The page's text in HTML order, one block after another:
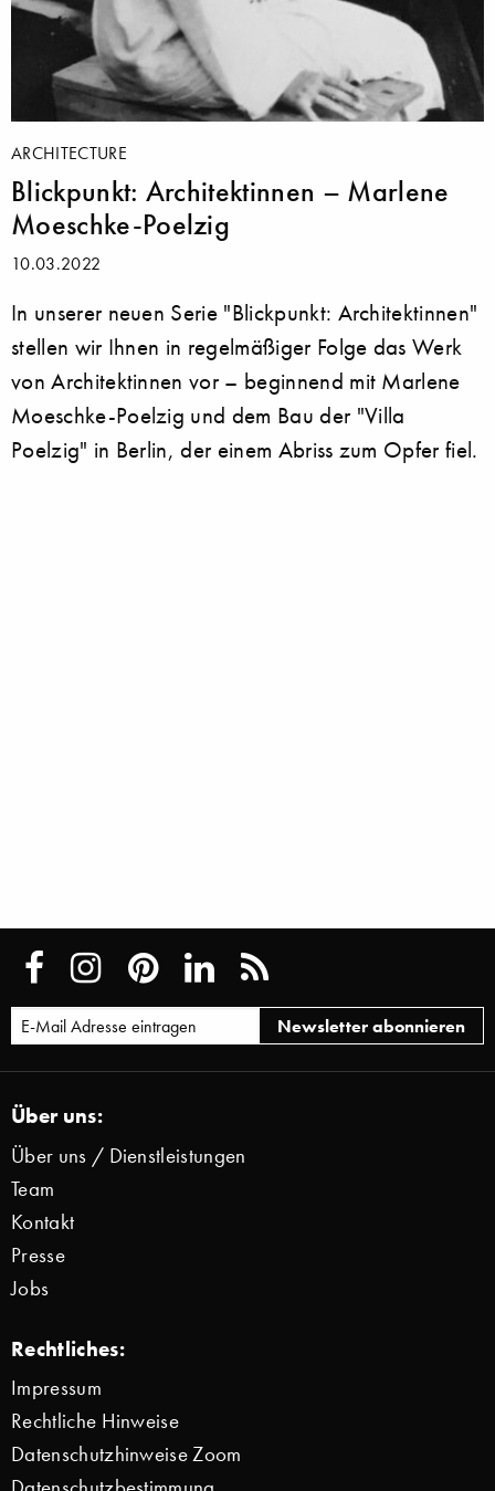
ARCHITECTURE
Blickpunkt: Architektinnen – Marlene
Moeschke-Poelzig
10.03.2022
In unserer neuen Serie "Blickpunkt: Architektinnen"
stellen wir Ihnen in regelmäßiger Folge das Werk
von Architektinnen vor – beginnend mit Marlene
Moeschke-Poelzig und dem Bau der "Villa
Poelzig" in Berlin, der einem Abriss zum Opfer fiel.
Über uns:
Über uns / Dienstleistungen
Team
Kontakt
Presse
Jobs
Rechtliches:
Impressum
Rechtliche Hinweise
Datenschutzhinweise Zoom